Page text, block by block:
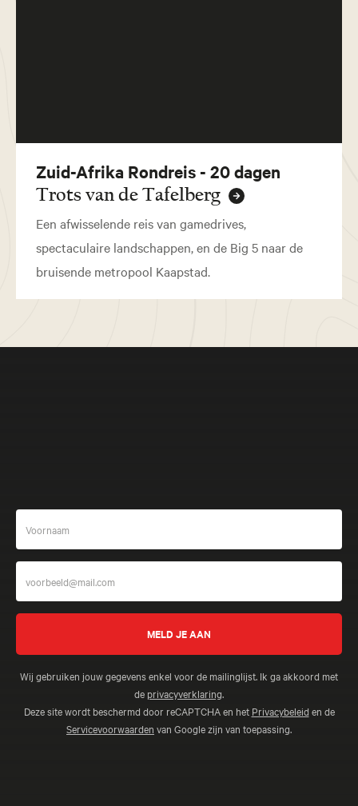
Zuid-Afrika Rondreis - 20 dagen
Trots van de Tafelberg
Een afwisselende reis van gamedrives,
spectaculaire landschappen, en de Big 5 naar de
bruisende metropool Kaapstad.
Wij gebruiken jouw gegevens enkel voor de mailinglijst. Ik ga akkoord met
de privacyverklaring.
Deze site wordt beschermd door reCAPTCHA en het Privacybeleid en de
Servicevoorwaarden van Google zijn van toepassing.